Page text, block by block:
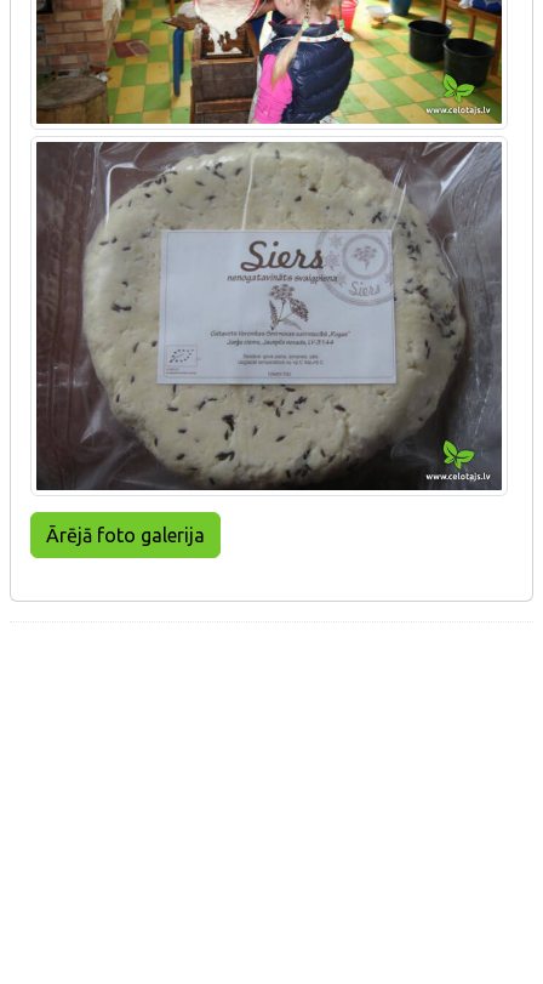
Ārējā foto galerija